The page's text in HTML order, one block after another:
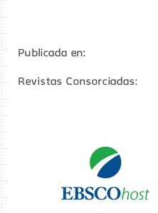
Publicada en:
Revistas Consorciadas: